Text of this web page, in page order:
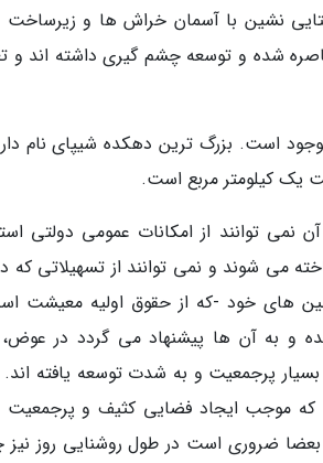
نشین با آسمان خراش ها و
شده و توسعه چشم گیری داشته اند و
است. بزرگ ترین دهکده شیپای نام
توانند از امکانات عمومی دولتی
می شوند و نمی توانند از تسهیلاتی که
زمین های خود -که از حقوق اولیه معیشت
و به آن ها پیشنهاد می گردد در
پرجمعیت و به شدت توسعه یافته اند.
که موجب ایجاد فضایی کثیف و
ضروری است در طول روشنایی روز نیز